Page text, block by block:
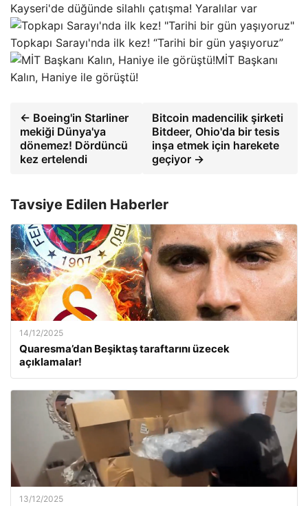
Kayseri'de düğünde silahlı çatışma! Yaralılar var
Topkapı Sarayı'nda ilk kez! “Tarihi bir gün yaşıyoruz”
MİT Başkanı
Kalın, Haniye ile görüştü!
← Boeing'in Starliner
mekiği Dünya'ya
dönemez! Dördüncü
kez ertelendi
Bitcoin madencilik şirketi
Bitdeer, Ohio'da bir tesis
inşa etmek için harekete
geçiyor →
Tavsiye Edilen Haberler
14/12/2025
Quaresma’dan Beşiktaş taraftarını üzecek
açıklamalar!
13/12/2025